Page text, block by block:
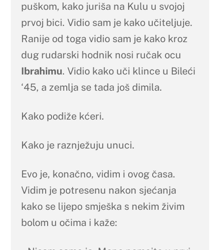
puškom, kako juriša na Kulu u svojoj
prvoj bici. Vidio sam je kako učiteljuje.
Ranije od toga vidio sam je kako kroz
dug rudarski hodnik nosi ručak ocu
Ibrahimu. Vidio kako uči klince u Bileći
‘45, a zemlja se tada još dimila.
Kako podiže kćeri.
Kako je raznježuju unuci.
Evo je, konačno, vidim i ovog časa.
Vidim je potresenu nakon sjećanja
kako se lijepo smješka s nekim živim
bolom u očima i kaže: